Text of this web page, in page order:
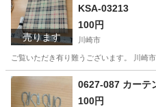
売ります
KSA-03213
100円
川崎市
ご覧いただき有り難うございます。 川
神奈川 川崎市 季節、空調家電
0627-087 カーテ
100円